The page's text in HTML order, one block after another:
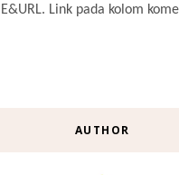
Link pada kolom
AUTHOR